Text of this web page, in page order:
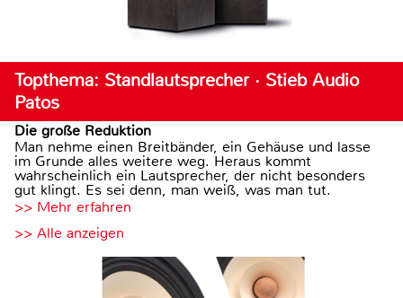
Topthema: Standlautsprecher · Stieb Audio
Patos
Die große Reduktion
Man nehme einen Breitbänder, ein Gehäuse und lasse
im Grunde alles weitere weg. Heraus kommt
wahrscheinlich ein Lautsprecher, der nicht besonders
gut klingt. Es sei denn, man weiß, was man tut.
>> Mehr erfahren
>> Alle anzeigen